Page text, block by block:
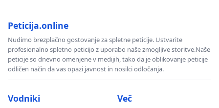
Peticija.online
Nudimo brezplačno gostovanje za spletne peticije. Ustvarite
profesionalno spletno peticijo z uporabo naše zmogljive storitve.Naše
peticije so dnevno omenjene v medijih, tako da je oblikovanje peticije
odličen način da vas opazi javnost in nosilci odločanja.
Vodniki Več